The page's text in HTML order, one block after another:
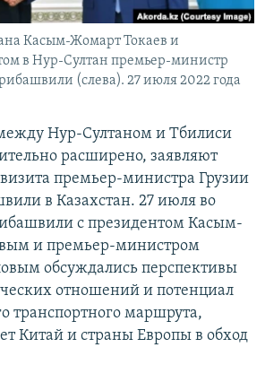
Касым-Жомарт Токаев и
в Нур-Султан премьер-министр
(слева). 27 июля 2022 года
Нур-Султаном и Тбилиси
расширено, заявляют
премьер-министра Грузии
в Казахстан. 27 июля во
с президентом Касым-
и премьер-министром
обсуждались перспективы
отношений и потенциал
транспортного маршрута,
Китай и страны Европы в обход